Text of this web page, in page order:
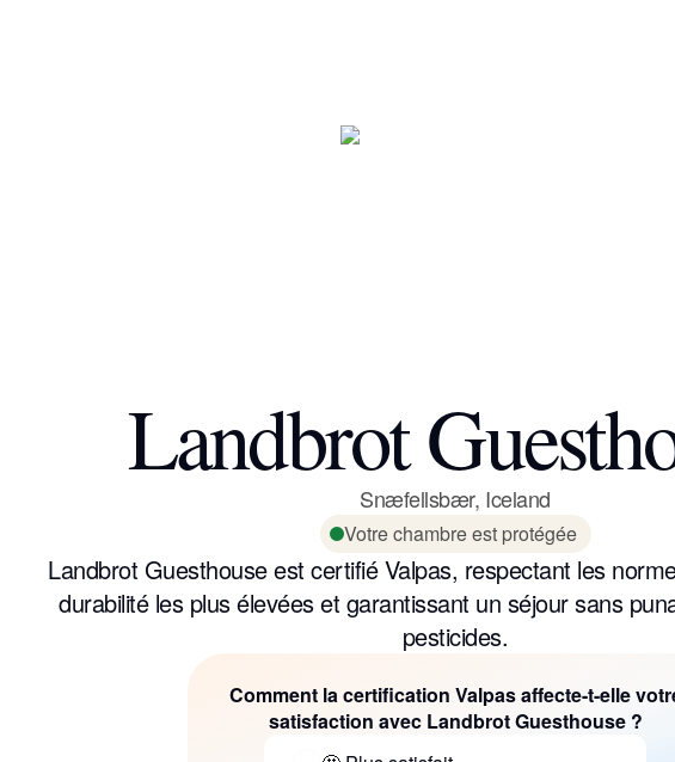
Landbrot
Snæfellsbær, Iceland
Votre chambre est protégée
Landbrot Guesthouse est certifié Valpas, respectant les
durabilité les plus élevées et garantissant un séjour sans
pesticides.
Comment la certification Valpas affecte-t-elle
satisfaction avec Landbrot Guesthouse ?